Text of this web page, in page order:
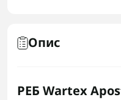
Опис
РЕБ Wartex